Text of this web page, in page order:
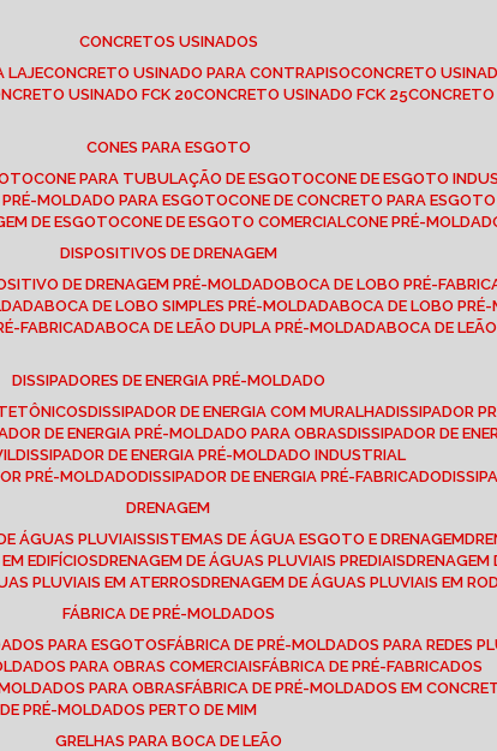
CONCRETOS USINADOS
LAJE CONCRETO USINADO PARA CONTRAPISO CONCRETO
USINADO FCK 20 CONCRETO USINADO FCK 25
CONES PARA ESGOTO
CONE PARA TUBULAÇÃO DE ESGOTO CONE DE ESGOTO
PRÉ-MOLDADO PARA ESGOTO
CONE DE CONCRETO PARA ESGOTO
DE ESGOTO CONE DE ESGOTO COMERCIAL CONE PRÉ-
DISPOSITIVOS DE DRENAGEM
DE DRENAGEM PRÉ-MOLDADO BOCA DE LOBO PRÉ-
BOCA DE LOBO SIMPLES PRÉ-MOLDADA BOCA DE LOBO
FABRICADA BOCA DE LEÃO DUPLA PRÉ-MOLDADA BOCA DE
DISSIPADORES DE ENERGIA PRÉ-MOLDADO
DISSIPADOR DE ENERGIA COM MURALHA DISSIPADOR
DE ENERGIA PRÉ-MOLDADO PARA OBRAS DISSIPADOR DE
DISSIPADOR DE ENERGIA PRÉ-MOLDADO INDUSTRIAL
PRÉ-MOLDADO DISSIPADOR DE ENERGIA PRÉ-FABRICADO
DRENAGEM
ÁGUAS PLUVIAIS SISTEMAS DE ÁGUA ESGOTO E DRENAGEM
EDIFÍCIOS DRENAGEM DE ÁGUAS PLUVIAIS PREDIAIS
PLUVIAIS EM ATERROS DRENAGEM DE ÁGUAS PLUVIAIS EM
FÁBRICA DE PRÉ-MOLDADOS
PARA ESGOTOS FÁBRICA DE PRÉ-MOLDADOS PARA REDES
PARA OBRAS COMERCIAIS FÁBRICA DE PRÉ-FABRICADOS
PARA OBRAS FÁBRICA DE PRÉ-MOLDADOS EM
DE PRÉ-MOLDADOS PERTO DE MIM
GRELHAS PARA BOCA DE LEÃO